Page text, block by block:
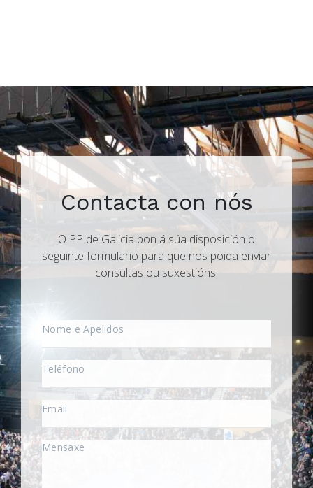
Contacta con nós
O PP de Galicia pon á súa disposición o
seguinte formulario para que nos poida enviar
consultas ou suxestións.